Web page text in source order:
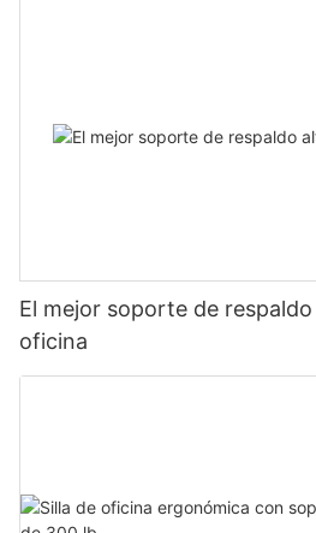
El mejor soporte de
oficina